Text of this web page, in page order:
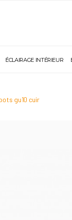
ÉCLAIRAGE INTÉRIEUR
gu10 cuir